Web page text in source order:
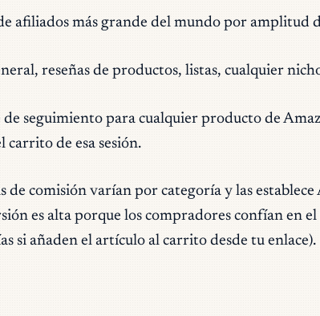
afiliados más grande del mundo por
reseñas de productos, listas, cualquier
de seguimiento para cualquier producto de
carrito de esa sesión.
de comisión varían por categoría y las
es alta porque los compradores confían en
si añaden el artículo al carrito desde tu enlace).